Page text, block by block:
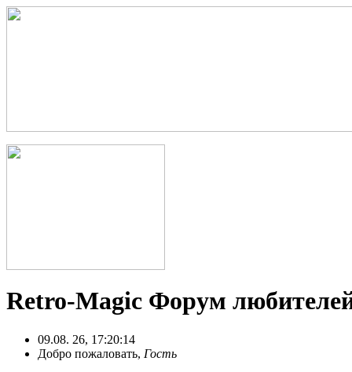
Retro-Magic Форум
09.08. 26, 17:20:14
Добро пожаловать, Гость